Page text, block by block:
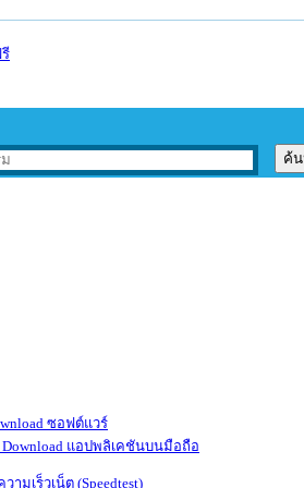
ซอฟต์แวร์
แอปพลิเคชันบนมือถือ
วามเร็วเน็ต (Speedtest)